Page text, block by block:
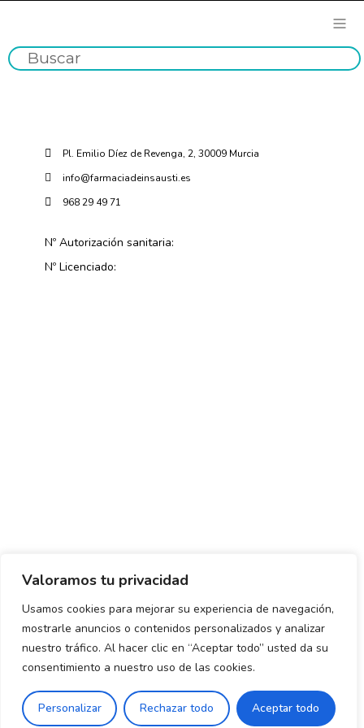
Valoramos tu privacidad
Usamos cookies para mejorar su experiencia de navegación,
mostrarle anuncios o contenidos personalizados y analizar
nuestro tráfico. Al hacer clic en “Aceptar todo” usted da su
consentimiento a nuestro uso de las cookies.
Personalizar Rechazar todo Aceptar todo
Pl. Emilio Díez de Revenga, 2, 30009 Murcia
info@farmaciadeinsausti.es
968 29 49 71
Nº Autorización sanitaria:
Nº Licenciado:
Política de envío y devoluciones Política de privacidad
Uso de cookies Aviso legal Términos y condiciones
Declaración de Accesibilidad